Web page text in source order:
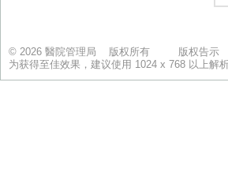
© 2026 醫院管理局 版权所有 版权告示
为获得至佳效果，建议使用 1024 x 768 以上解